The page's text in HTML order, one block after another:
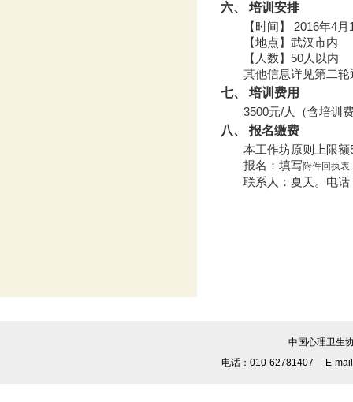
六、 培训安排
【时间】 2016年4月
【地点】武汉市内
【人数】50人以内
其他信息详见第二轮
七、 培训 费用
3500元/人（含培训
八、 报名缴费
本工作坊原则上限额
报名 ：填写附件回执表
联系人 ：夏天。 电话
中国心理卫生
电话：010-62781407 E-